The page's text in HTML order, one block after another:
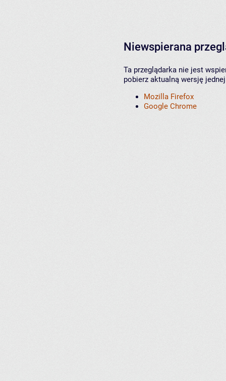
Niewspierana
Ta przeglądarka nie jest
pobierz aktualną wersję
Mozilla Firefox
Google Chrome